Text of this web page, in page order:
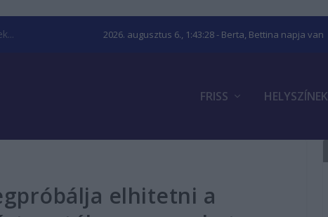
2026. augusztus 6., 1:43:29- Berta, Bettina napja van
FRISS HELYSZÍNEK
elhitetni a